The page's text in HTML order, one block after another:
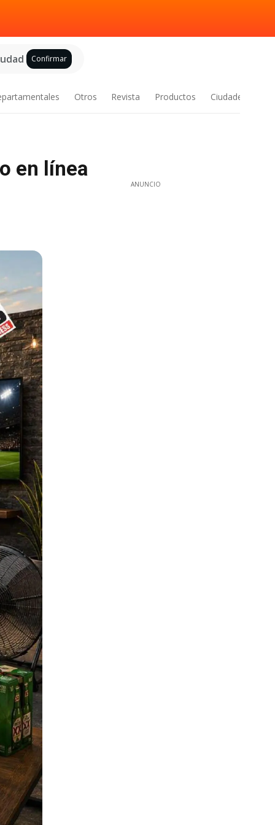
Confirmar
Otros Revista Productos Ciudades
en línea
ANUNCIO